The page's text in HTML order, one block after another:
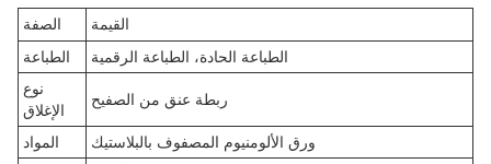
الصفة
القيمة
الطباعة
الطباعة الحادة، الطباعة الرقمية
نوع
الإغلاق
ربطة عنق من الصفيح
المواد ورق الألومنيوم المصفوف بالبلاستيك